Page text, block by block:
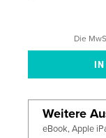
Die
Weitere
eBook, Apple